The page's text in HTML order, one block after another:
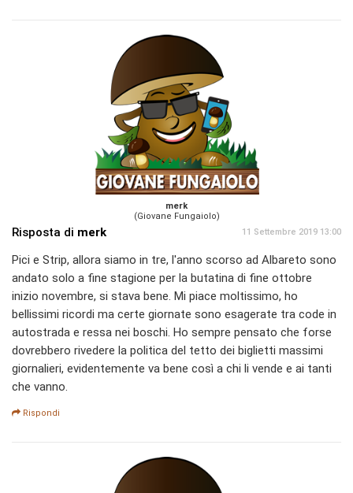
merk
(Giovane Fungaiolo)
Risposta di merk 11 Settembre 2019 13:00
Pici e Strip, allora siamo in tre, l'anno scorso ad Albareto sono
andato solo a fine stagione per la butatina di fine ottobre
inizio novembre, si stava bene. Mi piace moltissimo, ho
bellissimi ricordi ma certe giornate sono esagerate tra code in
autostrada e ressa nei boschi. Ho sempre pensato che forse
dovrebbero rivedere la politica del tetto dei biglietti massimi
giornalieri, evidentemente va bene così a chi li vende e ai tanti
che vanno.
Rispondi